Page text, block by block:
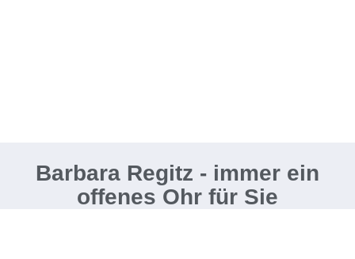
Barbara Regitz - immer ein
offenes Ohr für Sie